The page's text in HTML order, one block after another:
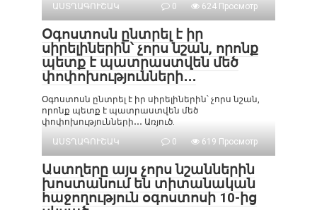
ԱՍՏՂԱԳՈՒՇԱԿ
0 624 Просмотр
Օգոստոսն ընտրել է իր
սիրելիներին՝ չորս նշան, որոնք
պետք է պատրաստվեն մեծ
փոփոխությունների․․․
Օգոստոսն ընտրել է իր սիրելիներին՝ չորս նշան,
որոնք պետք է պատրաստվեն մեծ
փոփոխությունների․․․ Առյուծ.
ԱՍՏՂԱԳՈՒՇԱԿ
0 619 Просмотр
Աստղերը այս չորս նշաններին
խոստանում են տիտանական
հաջողություն օգոստոսի 10-ից